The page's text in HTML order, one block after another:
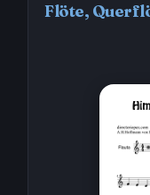
Flöte,